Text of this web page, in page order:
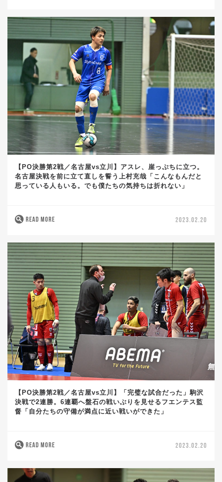
【PO決勝第2戦／名古屋vs立川】アスレ、崖っぷちに立つ。
名古屋決戦を前に立て直しを誓う上村充哉「こんなもんだと
思っている人もいる。でも僕たちの気持ちは折れない」
READ MORE 2023.02.20
【PO決勝第2戦／名古屋vs立川】「完璧な試合だった」駒沢
決戦で2連勝。6連覇へ盤石の戦いぶりを見せるフエンテス監
督「自分たちの守備が満点に近い戦いができた」
READ MORE 2023.02.20